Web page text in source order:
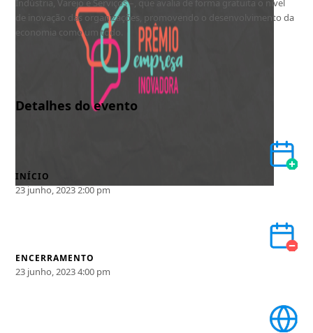
Indústria, Varejo e Serviços –, que avalia de forma gratuita o nível
de inovação das organizações, promovendo o desenvolvimento da
economia como um todo.
Detalhes do evento
INÍCIO
23 junho, 2023 2:00 pm
ENCERRAMENTO
23 junho, 2023 4:00 pm